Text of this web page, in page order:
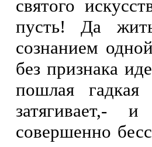
святого
пусть! Да
сознанием
без признака
пошлая
затягивает,-
совершенно